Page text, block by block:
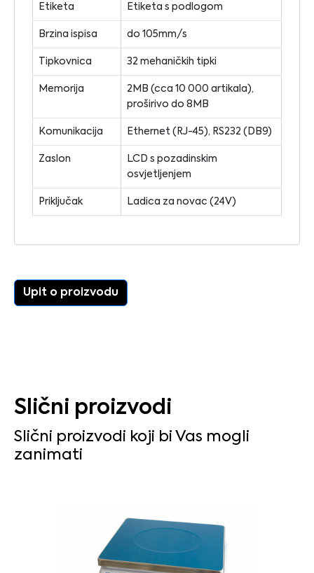
Etiketa Etiketa s podlogom
Brzina ispisa do 105mm/s
Tipkovnica 32 mehaničkih tipki
Memorija
2MB (cca 10 000 artikala),
proširivo do 8MB
Komunikacija Ethernet (RJ-45), RS232 (DB9)
Zaslon
LCD s pozadinskim
osvjetljenjem
Priključak Ladica za novac (24V)
Upit o proizvodu
Slični proizvodi
Slični proizvodi koji bi Vas mogli
zanimati